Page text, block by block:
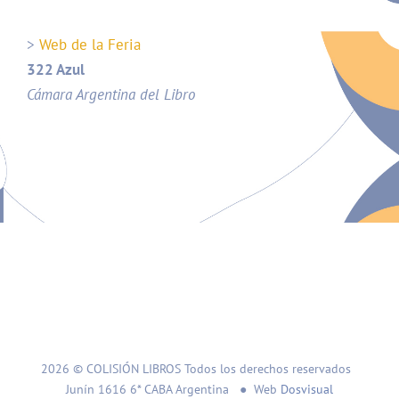
> Web de la Feria
322 Azul
Cámara Argentina del Libro
2026 © COLISIÓN LIBROS Todos los derechos reservados
Junín 1616 6* CABA Argentina ● Web Dosvisual